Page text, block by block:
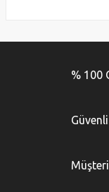
Görüş ve
Ürün resmi
% 100